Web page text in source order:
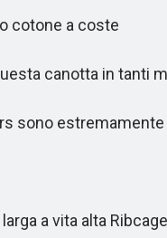
cotone a coste
canotta in tanti
sono estremamente
a vita alta Ribcage